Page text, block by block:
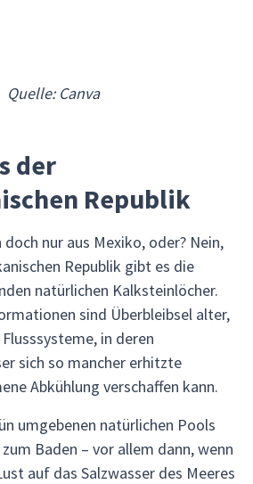
Quelle: Canva
der
Republik
nur aus Mexiko, oder? Nein,
Republik gibt es die
natürlichen Kalksteinlöcher.
sind Überbleibsel alter,
in deren
sich so mancher erhitzte
Abkühlung verschaffen kann.
umgebenen natürlichen Pools
Baden – vor allem dann, wenn
auf das Salzwasser des Meeres